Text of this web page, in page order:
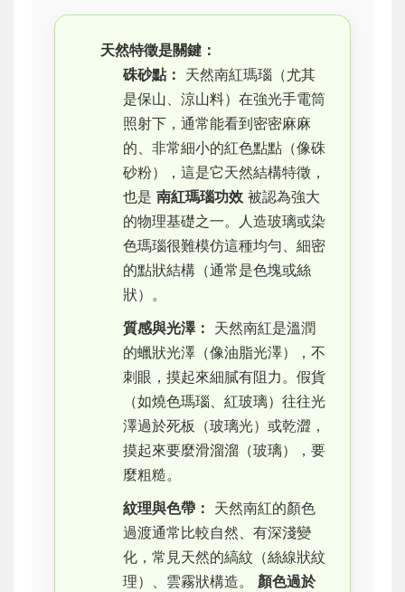
天然特徵是關鍵：
硃砂點： 天然南紅瑪瑙（尤其
是保山、涼山料）在強光手電筒
照射下，通常能看到密密麻麻
的、非常細小的紅色點點（像硃
砂粉），這是它天然結構特徵，
也是 南紅瑪瑙功效 被認為強大
的物理基礎之一。人造玻璃或染
色瑪瑙很難模仿這種均勻、細密
的點狀結構（通常是色塊或絲
狀）。
質感與光澤： 天然南紅是溫潤
的蠟狀光澤（像油脂光澤），不
刺眼，摸起來細膩有阻力。假貨
（如燒色瑪瑙、紅玻璃）往往光
澤過於死板（玻璃光）或乾澀，
摸起來要麼滑溜溜（玻璃），要
麼粗糙。
紋理與色帶： 天然南紅的顏色
過渡通常比較自然、有深淺變
化，常見天然的縞紋（絲線狀紋
理）、雲霧狀構造。 顏色過於